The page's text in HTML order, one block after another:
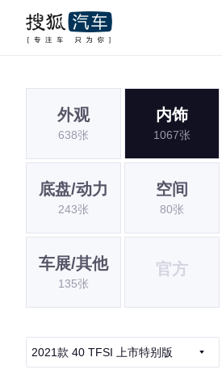
外观
638张
内饰
1067张
底盘/动力
243张
空间
80张
车展/其他
135张
官方
2021款 40 TFSI 上市特别版